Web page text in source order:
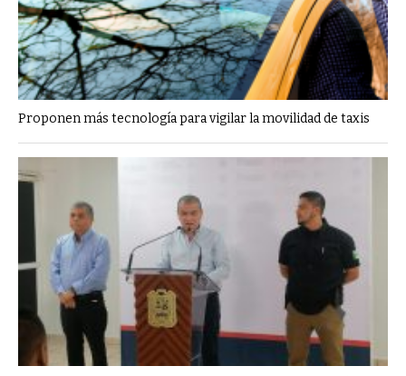
Proponen más tecnología para vigilar la movilidad de taxis